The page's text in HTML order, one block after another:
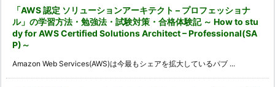
「AWS 認定 ソリューションアーキテクト – プロフェッショナ
ル」の学習方法・勉強法・試験対策・合格体験記 ～ How to stu
dy for AWS Certified Solutions Architect – Professional(SA
P)～
Amazon Web Services(AWS)は今最もシェアを拡大しているパブ ...